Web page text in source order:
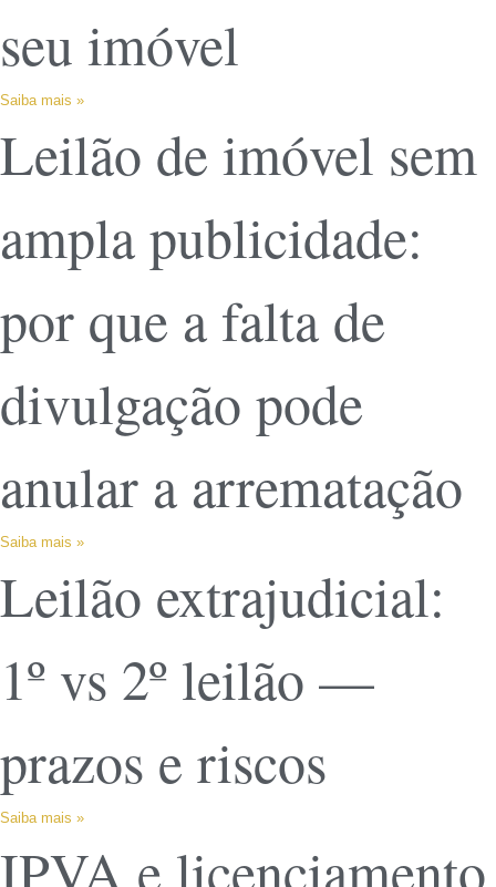
seu imóvel
Saiba mais »
Leilão de imóvel sem
ampla publicidade:
por que a falta de
divulgação pode
anular a arrematação
Saiba mais »
Leilão extrajudicial:
1º vs 2º leilão —
prazos e riscos
Saiba mais »
IPVA e licenciamento